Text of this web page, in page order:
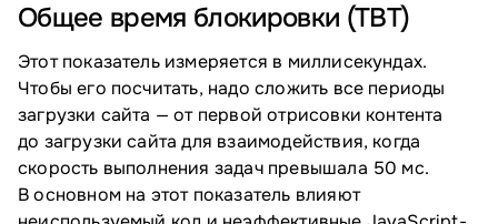
Общее время блокировки (TBT)
Этот показатель измеряется в миллисекундах.
Чтобы его посчитать, надо сложить все периоды
загрузки сайта — от первой отрисовки контента
до загрузки сайта для взаимодействия, когда
скорость выполнения задач превышала 50 мс.
В основном на этот показатель влияют